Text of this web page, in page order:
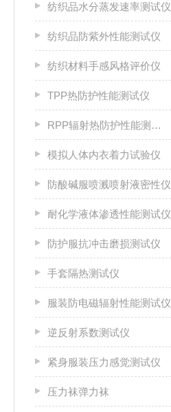
纺织品水分蒸发速率测试仪
纺织品防紫外性能测试仪
纺织材料手感风格评价仪
TPP热防护性能测试仪
RPP辐射热防护性能测试仪
模拟人体内衣着力试验仪
防酸碱服喷溅喷射液密性仪
耐化学液体渗透性能测试仪
防护服抗冲击磨损测试仪
手套隔热测试仪
服装防电磁辐射性能测试仪
逆反射系数测试仪
紧身服装压力感觉测试仪
压力袜弹力袜